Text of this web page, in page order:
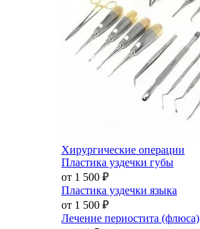
Хирургические операции
Пластика уздечки губы
от 1 500 ₽
Пластика уздечки языка
от 1 500 ₽
Лечение периостита (флюса)